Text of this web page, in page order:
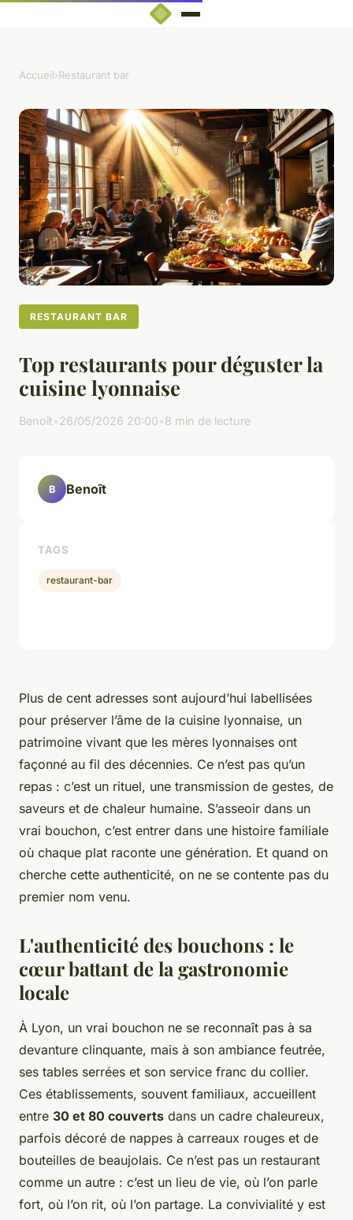
Accueil›Restaurant bar
RESTAURANT BAR
Top restaurants pour déguster la
cuisine lyonnaise
Benoît•26/05/2026 20:00•8 min de lecture
Plus de cent adresses sont aujourd’hui labellisées
pour préserver l’âme de la cuisine lyonnaise, un
patrimoine vivant que les mères lyonnaises ont
façonné au fil des décennies. Ce n’est pas qu’un
repas : c’est un rituel, une transmission de gestes, de
saveurs et de chaleur humaine. S’asseoir dans un
vrai bouchon, c’est entrer dans une histoire familiale
où chaque plat raconte une génération. Et quand on
cherche cette authenticité, on ne se contente pas du
premier nom venu.
L'authenticité des bouchons : le
cœur battant de la gastronomie
locale
À Lyon, un vrai bouchon ne se reconnaît pas à sa
devanture clinquante, mais à son ambiance feutrée,
ses tables serrées et son service franc du collier.
Ces établissements, souvent familiaux, accueillent
entre 30 et 80 couverts dans un cadre chaleureux,
parfois décoré de nappes à carreaux rouges et de
bouteilles de beaujolais. Ce n’est pas un restaurant
comme un autre : c’est un lieu de vie, où l’on parle
fort, où l’on rit, où l’on partage. La convivialité y est
B Benoît
TAGS
restaurant-bar